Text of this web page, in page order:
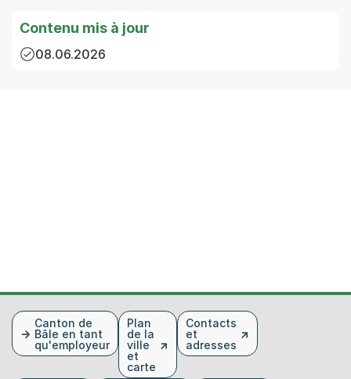
Contenu mis à jour
08.06.2026
FusszeileCanton de
Bâle en tant
qu'employeur
Plan
de la
ville
et
carte
Contacts
et
adresses